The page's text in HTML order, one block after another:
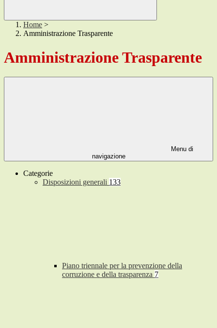
Home >
Amministrazione Trasparente
Amministrazione Trasparente
Menu di
navigazione
Categorie
Disposizioni generali 133
Piano triennale per la prevenzione della
corruzione e della trasparenza 7